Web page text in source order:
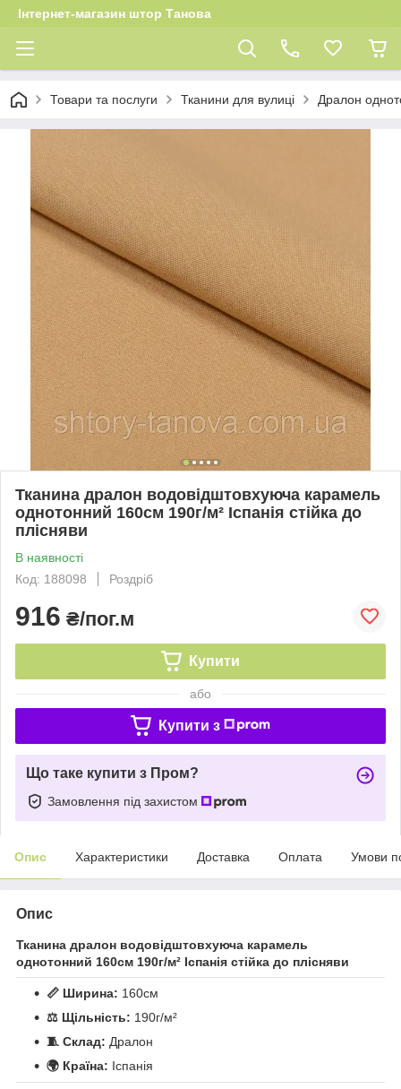
Інтернет-магазин штор Танова
Товари та послуги Тканини для вулиці Дралон
Тканина дралон водовідштовхуюча карамель
однотонний 160см 190г/м² Іспанія стійка до
плісняви
В наявності
Код: 188098
Роздріб
916 ₴/пог.м
Купити
або
Купити з
Що таке купити з Пром?
Замовлення під захистом
Опис Характеристики Доставка Оплата Умови
Опис
Тканина дралон водовідштовхуюча карамель
однотонний 160см 190г/м² Іспанія стійка до плісняви
📏 Ширина: 160см
⚖️ Щільність: 190г/м²
🧵 Склад: Дралон
🌍 Країна: Іспанія